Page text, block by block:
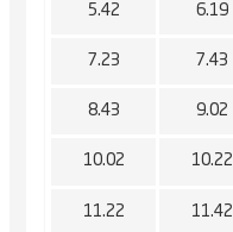
5.42 6.19
7.23 7.43
8.43 9.02
10.02 10.22
11.22 11.42